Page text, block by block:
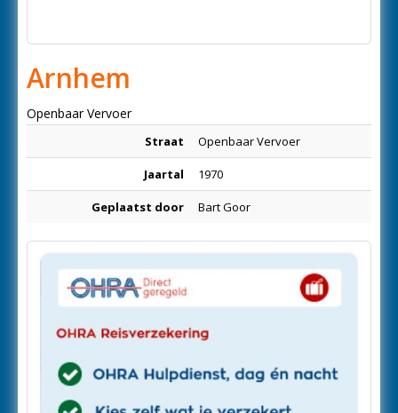
Arnhem
Openbaar Vervoer
Straat Openbaar Vervoer
Jaartal 1970
Geplaatst door Bart Goor